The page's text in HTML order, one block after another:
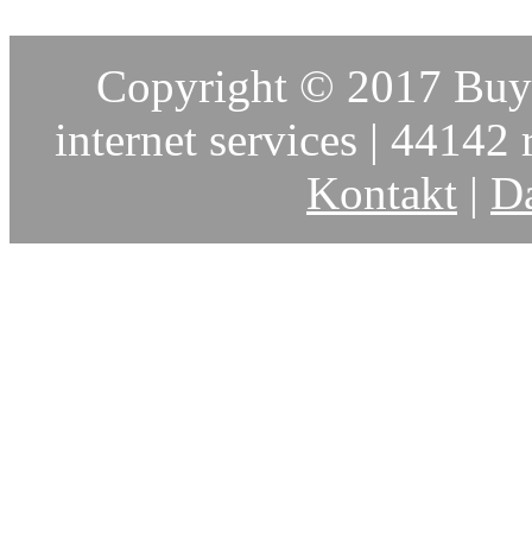
Copyright © 2017
internet services |
Kontakt |